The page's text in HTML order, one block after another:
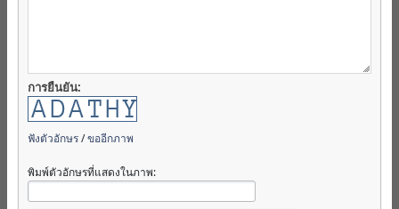
การยืนยัน:
ฟังตัวอักษร/ขออีกภาพ
พิมพ์ตัวอักษรที่แสดงในภาพ: